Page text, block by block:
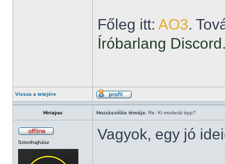
Főleg itt: AO3.
Íróbarlang Discord
Vissza a tetejére
Hiriajuu Hozzászólás témája: Re: Ki moderál épp?
Sztorihajhász Vagyok, egy jó